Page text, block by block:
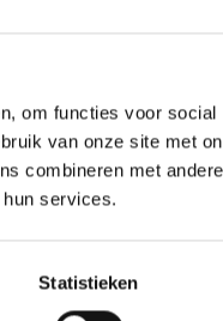
om functies voor
van onze site met
combineren met
services.
Statistieken
wijze dan ook, van
zonder
de beheerder